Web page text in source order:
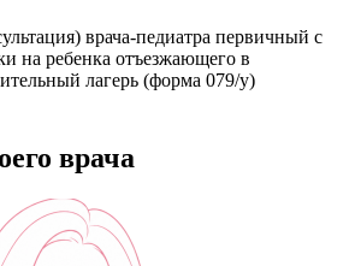
врача-педиатра первичный с
на ребенка отъезжающего в
лагерь (форма 079/у)
врача